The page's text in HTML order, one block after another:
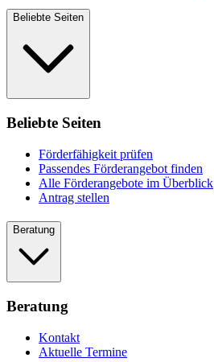
Beliebte Seiten
Beliebte Seiten
Förderfähigkeit prüfen
Passendes Förderangebot finden
Alle Förderangebote im Überblick
Antrag stellen
Beratung
Beratung
Kontakt
Aktuelle Termine